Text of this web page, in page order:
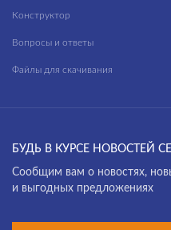
Конструктор
Вопросы и ответы
Файлы для скачивания
БУДЬ В КУРСЕ НОВОСТЕЙ
Cообщим вам о новостях,
и выгодных предложениях